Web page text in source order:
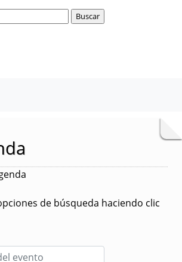
de búsqueda haciendo clic